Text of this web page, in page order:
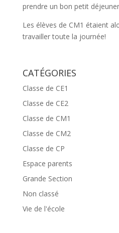
prendre un bon petit
Les élèves de CM1 étaient
travailler toute la journée!
CATÉGORIES
Classe de CE1
Classe de CE2
Classe de CM1
Classe de CM2
Classe de CP
Espace parents
Grande Section
Non classé
Vie de l'école